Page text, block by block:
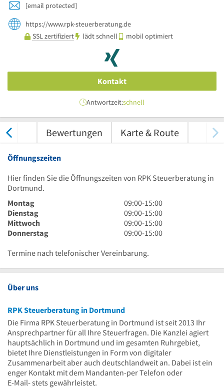
[email protected]
https://www.rpk-steuerberatung.de
SSL zertifiziert
lädt schnell mobil optimiert
Kontakt
Antwortzeit:schnell
Bewertungen Karte & Route
Öffnungszeiten
Hier finden Sie die Öffnungszeiten von RPK Steuerberatung in
Dortmund.
Montag
9
Uhr
bis
15
09:00-15:00
Dienstag
9
Uhr
bis
Uhr
09:00-15:00
Mittwoch
9
Uhr
15
09:00-15:00
Donnerstag
9
bis
Uhr
09:00-15:00
Termine nach telefonischer Vereinbarung.
Über uns
RPK Steuerberatung in Dortmund
Die Firma RPK Steuerberatung in Dortmund ist seit 2013 Ihr
Ansprechpartner für all Ihre Steuerfragen. Die Kanzlei agiert
hauptsächlich in Dortmund und im gesamten Ruhrgebiet,
bietet Ihre Dienstleistungen in Form von digitaler
Zusammenarbeit aber auch deutschlandweit an. Dabei ist ein
enger Kontakt mit dem Mandanten-per Telefon oder
E-Mail- stets gewährleistet.